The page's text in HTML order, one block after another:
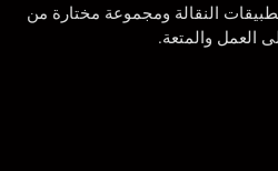
النقالة ومجموعة مختارة من
العمل والمتعة.